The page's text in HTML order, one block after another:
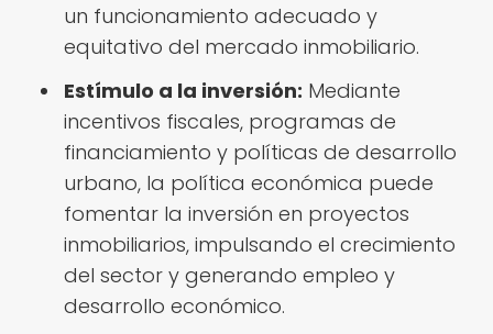
un funcionamiento adecuado y
equitativo del mercado inmobiliario.
Estímulo a la inversión: Mediante
incentivos fiscales, programas de
financiamiento y políticas de desarrollo
urbano, la política económica puede
fomentar la inversión en proyectos
inmobiliarios, impulsando el crecimiento
del sector y generando empleo y
desarrollo económico.